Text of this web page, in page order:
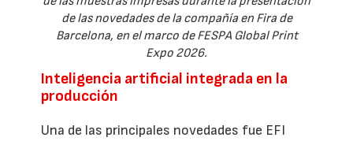
de las novedades de la compañía en Fira de
Barcelona, en el marco de FESPA Global Print
Expo 2026.
Inteligencia artificial integrada en la
producción
Una de las principales novedades fue EFI